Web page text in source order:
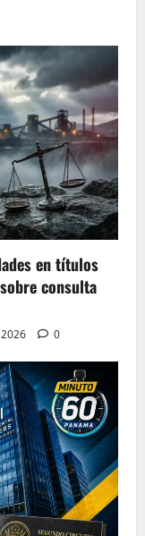
en títulos
consulta
0